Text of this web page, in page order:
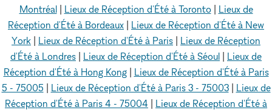
Montréal| Lieux de Réception d'Été à Toronto| Lieux de
Réception d'Été à Bordeaux
Lieux de Réception d'Été à New
York
Lieux de Réception d'Été à Paris
Lieux de Réception
d'Été à Londres
Lieux de Réception d'Été à Séoul
Lieux de
Réception d'Été à Hong Kong| Lieux de Réception d'Été à Paris
5 - 75005
Lieux de Réception d'Été à Paris 3 - 75003| Lieux de
Réception d'Été à Paris 4 - 75004
Lieux de Réception d'Été à